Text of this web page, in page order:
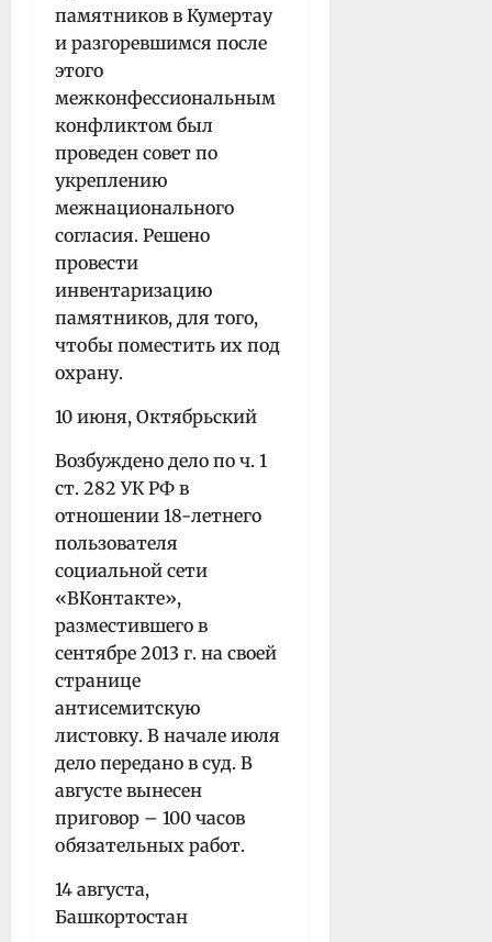
памятников в Кумертау
и разгоревшимся после
этого
межконфессиональным
конфликтом был
проведен совет по
укреплению
межнационального
согласия. Решено
провести
инвентаризацию
памятников, для того,
чтобы поместить их под
охрану.
10 июня, Октябрьский
Возбуждено дело по ч. 1
ст. 282 УК РФ в
отношении 18-летнего
пользователя
социальной сети
«ВКонтакте»,
разместившего в
сентябре 2013 г. на своей
странице
антисемитскую
листовку. В начале июля
дело передано в суд. В
августе вынесен
приговор – 100 часов
обязательных работ.
14 августа,
Башкортостан